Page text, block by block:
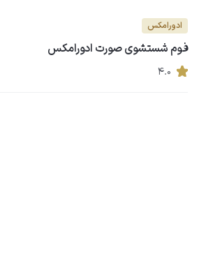
ادورامکس
فوم شستشوی صورت ادورامکس
۴.۰